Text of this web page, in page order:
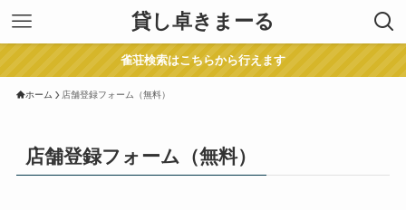
貸し卓きまーる
雀荘検索はこちらから行えます
ホーム 店舗登録フォーム（無料）
店舗登録フォーム（無料）